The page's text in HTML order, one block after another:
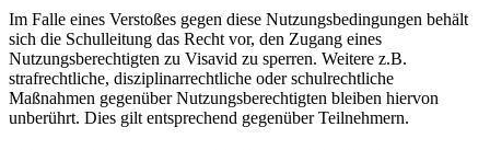
Im Falle eines Verstoßes gegen diese Nutzungsbedingungen behält
sich die Schulleitung das Recht vor, den Zugang eines
Nutzungsberechtigten zu Visavid zu sperren. Weitere z.B.
strafrechtliche, disziplinarrechtliche oder schulrechtliche
Maßnahmen gegenüber Nutzungsberechtigten bleiben hiervon
unberührt. Dies gilt entsprechend gegenüber Teilnehmern.